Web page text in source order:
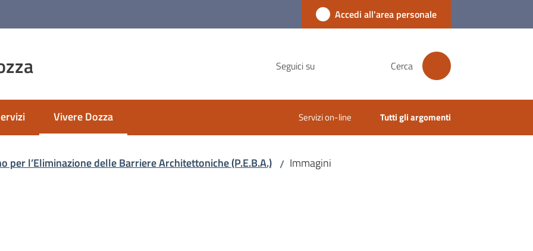
Accedi all'area personale
Seguici su Cerca
Vivere Dozza
Menu selezionato Servizi on-line Tutti gli argomenti
per l’Eliminazione delle Barriere Architettoniche (P.E.B.A.) / Immagini